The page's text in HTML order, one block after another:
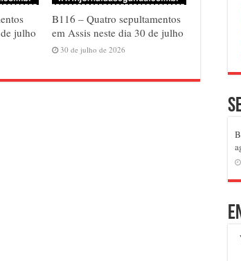
julho
B116 – Quatro sepultamentos
em Assis neste dia 30 de julho
30 de julho de 2026